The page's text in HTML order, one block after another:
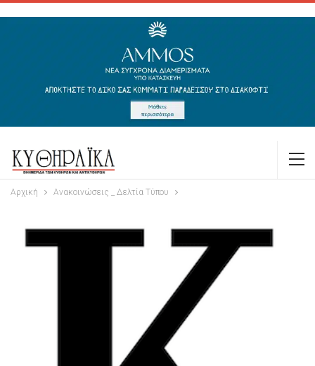
Αρχική Ανακοινώσεις _ Δελτία Τύπου